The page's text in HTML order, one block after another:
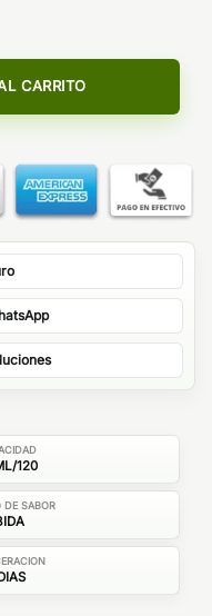
- Kings Crest
CARRITO
120
DE SABOR